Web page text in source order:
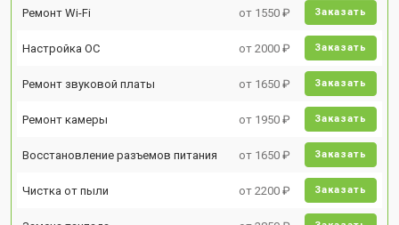
Ремонт Wi-Fi от 1550 ₽ Заказать
Настройка ОС от 2000 ₽ Заказать
Ремонт звуковой платы от 1650 ₽ Заказать
Ремонт камеры от 1950 ₽ Заказать
Восстановление разъемов питания от 1650 ₽ Заказать
Чистка от пыли от 2200 ₽ Заказать